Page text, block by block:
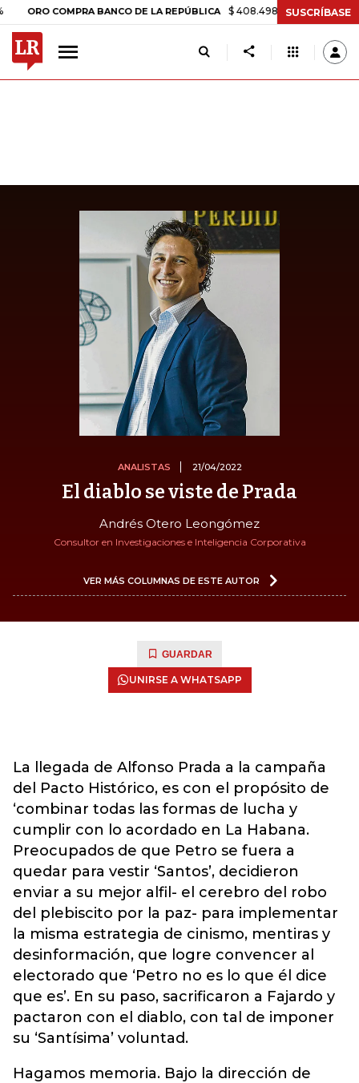
COMPRA BANCO DE LA REPÚBLICA $ 408.498,97 +$ 8.753,81 +2,19%
SUSCRÍBASE
ANALISTAS 21/04/2022
El diablo se viste de Prada
Andrés Otero Leongómez
Consultor en Investigaciones e Inteligencia Corporativa
VER MÁS COLUMNAS DE ESTE AUTOR
GUARDAR
UNIRSE A WHATSAPP
La llegada de Alfonso Prada a la campaña
del Pacto Histórico, es con el propósito de
‘combinar todas las formas de lucha y
cumplir con lo acordado en La Habana.
Preocupados de que Petro se fuera a
quedar para vestir ‘Santos’, decidieron
enviar a su mejor alfil- el cerebro del robo
del plebiscito por la paz- para implementar
la misma estrategia de cinismo, mentiras y
desinformación, que logre convencer al
electorado que ‘Petro no es lo que él dice
que es’. En su paso, sacrificaron a Fajardo y
pactaron con el diablo, con tal de imponer
su ‘Santísima’ voluntad.
Hagamos memoria. Bajo la dirección de